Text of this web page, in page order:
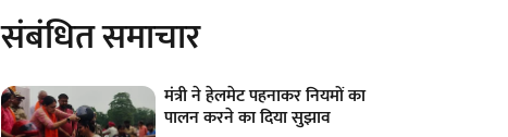
संबंधित समाचार
मंत्री ने हेलमेट पहनाकर नियमों का
पालन करने का दिया सुझाव